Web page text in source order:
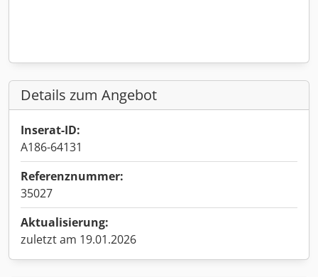
Details zum Angebot
Inserat-ID:
A186-64131
Referenznummer:
35027
Aktualisierung:
zuletzt am 19.01.2026